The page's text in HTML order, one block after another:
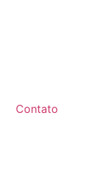
Contato